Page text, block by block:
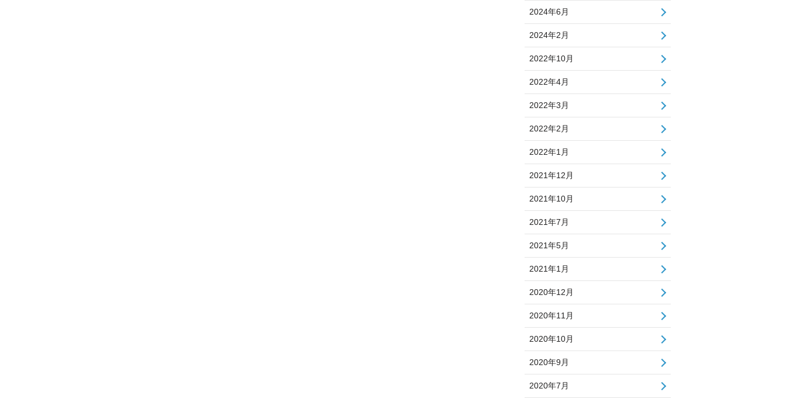
2024年6月
2024年2月
2022年10月
2022年4月
2022年3月
2022年2月
2022年1月
2021年12月
2021年10月
2021年7月
2021年5月
2021年1月
2020年12月
2020年11月
2020年10月
2020年9月
2020年7月